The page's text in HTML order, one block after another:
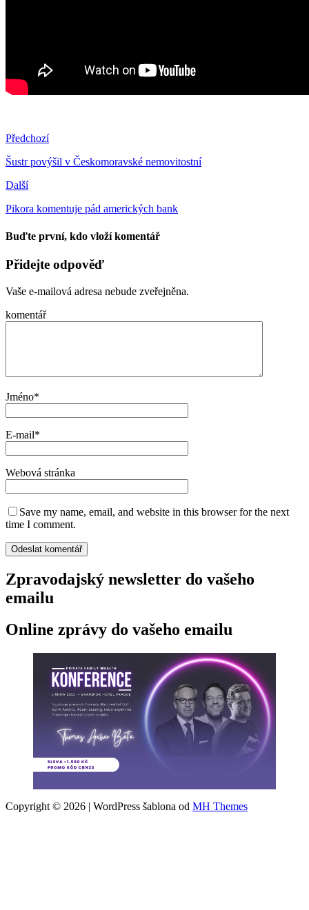
Předchozí
Šustr povýšil v Českomoravské nemovitostní
Další
Pikora komentuje pád amerických bank
Buďte první, kdo vloží komentář
Přidejte odpověď
Vaše e-mailová adresa nebude zveřejněna.
komentář
Jméno*
E-mail*
Webová stránka
Save my name, email, and website in this browser for the next
time I comment.
Zpravodajský newsletter do vašeho
emailu
Online zprávy do vašeho emailu
Copyright © 2026 | WordPress šablona od MH Themes